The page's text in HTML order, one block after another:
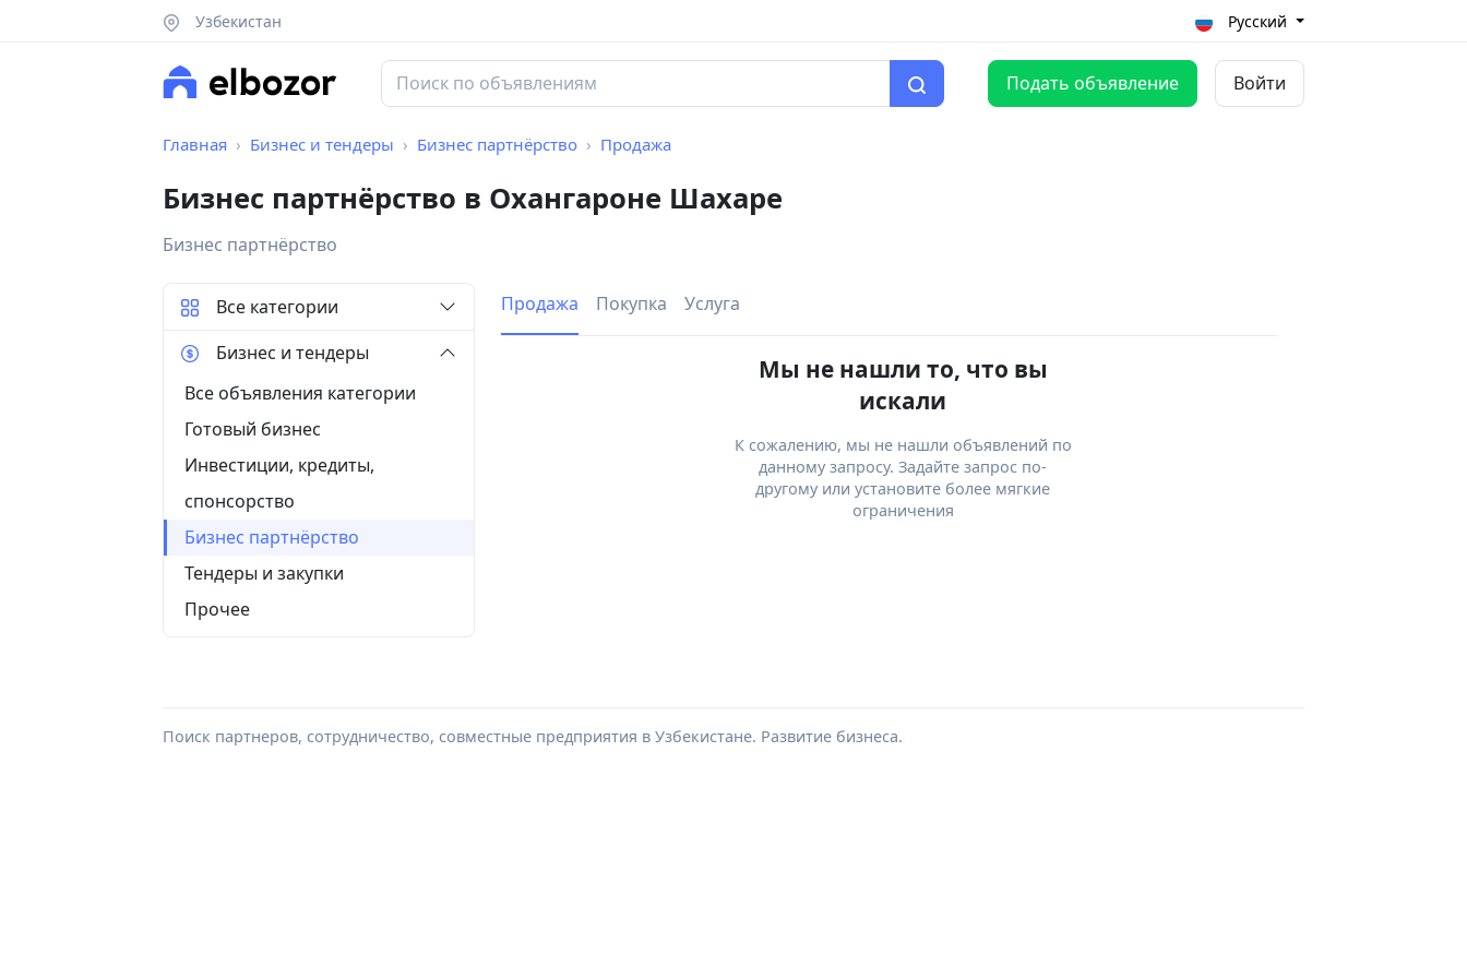
Узбекистан Русский
Подать объявление Войти
Главная Бизнес и тендеры Бизнес партнёрство Продажа
Бизнес партнёрство в Охангароне Шахаре
Бизнес партнёрство
Продажа Покупка Услуга
Мы не нашли то, что вы
искали
К сожалению, мы не нашли объявлений по
данному запросу. Задайте запрос по-
другому или установите более мягкие
ограничения
Все категории
Бизнес и тендеры
Все объявления категории
Готовый бизнес
Инвестиции, кредиты,
спонсорство
Бизнес партнёрство
Тендеры и закупки
Прочее
Поиск партнеров, сотрудничество, совместные предприятия в Узбекистане. Развитие бизнеса.